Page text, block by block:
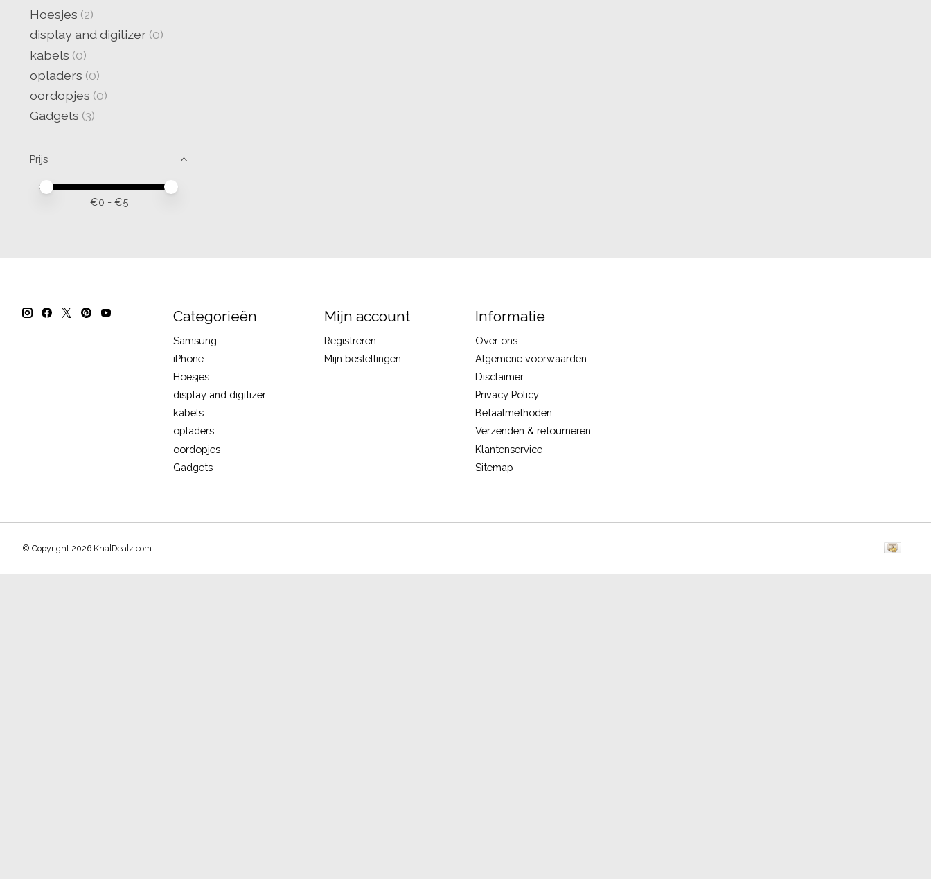
Hoesjes (2)
display and digitizer (0)
kabels (0)
opladers (0)
oordopjes (0)
Gadgets (3)
Prijs
Minimale prijswaarde
Price maximum value
€0 - €5
Categorieën
Samsung
iPhone
Hoesjes
display and digitizer
kabels
opladers
oordopjes
Gadgets
Mijn account
Registreren
Mijn bestellingen
Informatie
Over ons
Algemene voorwaarden
Disclaimer
Privacy Policy
Betaalmethoden
Verzenden & retourneren
Klantenservice
Sitemap
© Copyright 2026 KnalDealz.com